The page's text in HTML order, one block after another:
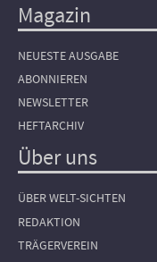
Magazin
NEUESTE AUSGABE
ABONNIEREN
NEWSLETTER
HEFTARCHIV
Über uns
ÜBER WELT-SICHTEN
REDAKTION
TRÄGERVEREIN